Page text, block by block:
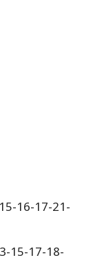
16-17-21-
15-17-18-